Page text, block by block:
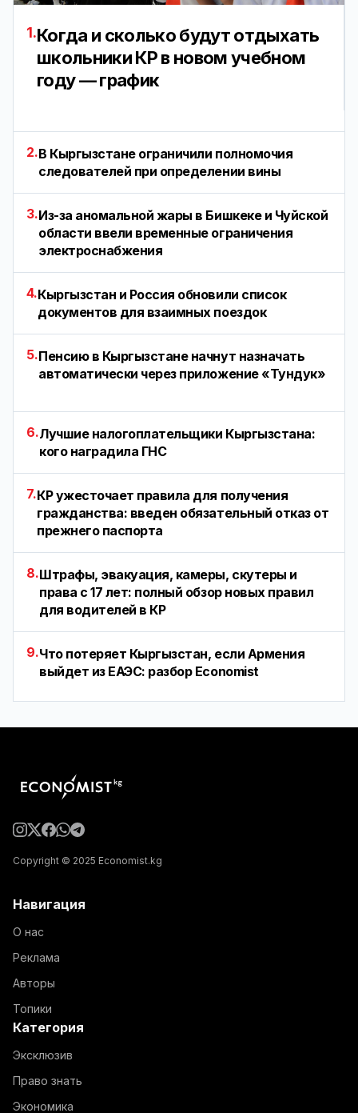
1.Когда и сколько будут отдыхать
школьники КР в новом учебном
году — график
2.В Кыргызстане ограничили полномочия
следователей при определении вины
3.Из-за аномальной жары в Бишкеке и Чуйской
области ввели временные ограничения
электроснабжения
4.Кыргызстан и Россия обновили список
документов для взаимных поездок
5.Пенсию в Кыргызстане начнут назначать
автоматически через приложение «Тундук»
6.Лучшие налогоплательщики Кыргызстана:
кого наградила ГНС
7.КР ужесточает правила для получения
гражданства: введен обязательный отказ от
прежнего паспорта
8.Штрафы, эвакуация, камеры, скутеры и
права с 17 лет: полный обзор новых правил
для водителей в КР
9.Что потеряет Кыргызстан, если Армения
выйдет из ЕАЭС: разбор Economist
Copyright © 2025 Economist.kg
Навигация
О нас
Реклама
Авторы
Топики
Категория
Эксклюзив
Право знать
Экономика